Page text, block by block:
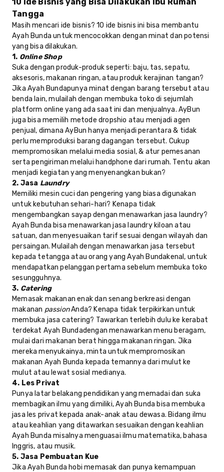
Tangga
Masih mencari ide bisnis? 10 ide bisnis ini bisa membantu
Ayah Bunda untuk mencocokkan dengan minat dan potensi
yang bisa dilakukan.
1. Online Shop
Suka dengan produk-produk seperti: baju, tas, sepatu,
aksesoris, makanan ringan, atau produk kerajinan tangan?
Jika Ayah Bundapunya minat dengan barang tersebut atau
benda lain, mulailah dengan membuka toko di sejumlah
platform online yang ada saat ini dan menjualnya. AyBun
juga bisa memilih metode dropshio atau menjadi agen
penjual, dimana AyBun hanya menjadi perantara & tidak
perlu memproduksi barang dagangan tersebut. Cukup
mempromosikan melalui media sosial, & atur pemesanan
serta pengiriman melalui handphone dari rumah. Tentu akan
menjadi kegiatan yang menyenangkan bukan?
2. Jasa Laundry
Memiliki mesin cuci dan pengering yang biasa digunakan
untuk kebutuhan sehari-hari? Kenapa tidak
mengembangkan sayap dengan menawarkan jasa laundry?
Ayah Bunda bisa menawarkan jasa laundry kiloan atau
satuan, dan menyesuaikan tarif sesuai dengan wilayah dan
persaingan. Mulailah dengan menawarkan jasa tersebut
kepada tetangga atau orang yang Ayah Bundakenal, untuk
mendapatkan pelanggan pertama sebelum membuka toko
sesungguhnya.
3. Catering
Memasak makanan enak dan senang berkreasi dengan
makanan passionAnda? Kenapa tidak terpikirkan untuk
membuka jasa catering? Tawarkan terlebih dulu ke kerabat
terdekat Ayah Bundadengan menawarkan menu beragam,
mulai dari makanan berat hingga makanan ringan. Jika
mereka menyukainya, minta untuk mempromosikan
makanan Ayah Bunda kepada temannya dari mulut ke
mulut atau lewat sosial medianya.
4. Les Privat
Punya latar belakang pendidikan yang memadai dan suka
membagikan ilmu yang dimiliki, Ayah Bunda bisa membuka
jasa les privat kepada anak-anak atau dewasa. Bidang ilmu
atau keahlian yang ditawarkan sesuaikan dengan keahlian
Ayah Bunda misalnya menguasai ilmu matematika, bahasa
Inggris, atau musik.
5. Jasa Pembuatan Kue
Jika Ayah Bunda hobi memasak dan punya kemampuan